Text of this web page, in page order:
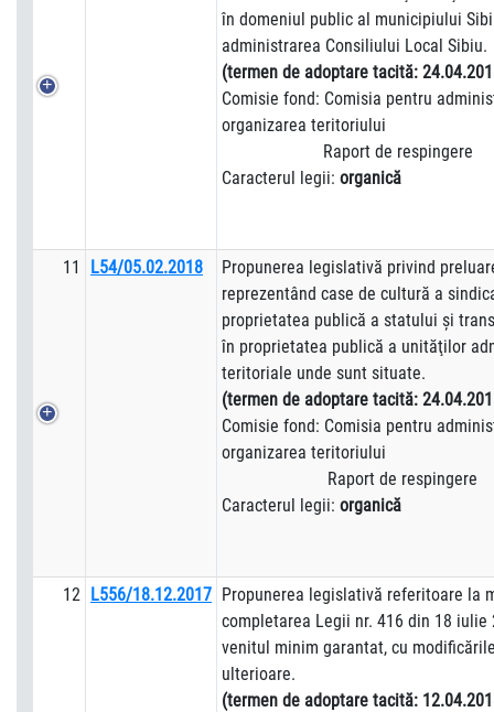
în domeniul public al municipiului
administrarea Consiliului Local Sibiu.
(termen de adoptare tacită:
Comisie fond: Comisia pentru
organizarea teritoriului
Raport de respingere
Caracterul legii: organică
11 L54/05.02.2018
Propunerea legislativă privind
reprezentând case de cultură a
proprietatea publică a statului şi
în proprietatea publică a unităţilor
teritoriale unde sunt situate.
(termen de adoptare tacită:
Comisie fond: Comisia pentru
organizarea teritoriului
Raport de respingere
Caracterul legii: organică
12 L556/18.12.2017 Propunerea legislativă referitoare la
completarea Legii nr. 416 din 18 iulie
venitul minim garantat, cu
ulterioare.
(termen de adoptare tacită: